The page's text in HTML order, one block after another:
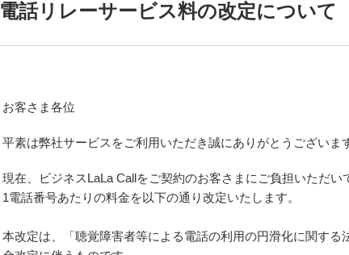
電話リレーサービス料の改定について
お客さま各位
平素は弊社サービスをご利用いただき誠にありがとうございま
現在、ビジネスLaLa Callをご契約のお客さまにご負担いただ
1電話番号あたりの料金を以下の通り改定いたします。
本改定は、「聴覚障害者等による電話の利用の円滑化に関す